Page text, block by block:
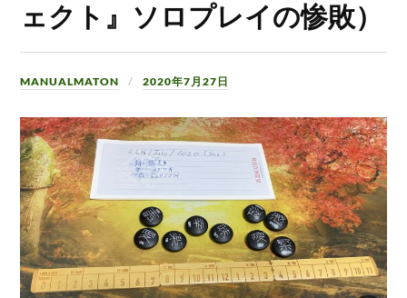
ェクト』ソロプレイの惨敗）
MANUALMATON 2020年7月27日